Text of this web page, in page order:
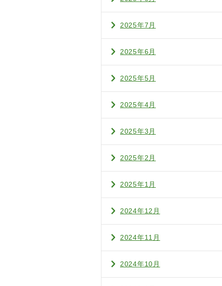
2025年7月
2025年6月
2025年5月
2025年4月
2025年3月
2025年2月
2025年1月
2024年12月
2024年11月
2024年10月